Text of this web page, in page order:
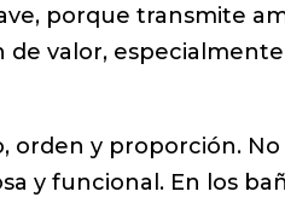
porque transmite
valor,
orden y proporción.
y funcional. En los